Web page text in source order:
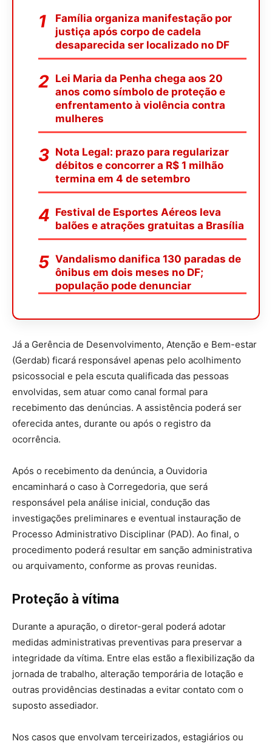
Família organiza manifestação por
justiça após corpo de cadela
desaparecida ser localizado no DF
Lei Maria da Penha chega aos 20
anos como símbolo de proteção e
enfrentamento à violência contra
mulheres
Nota Legal: prazo para regularizar
débitos e concorrer a R$ 1 milhão
termina em 4 de setembro
Festival de Esportes Aéreos leva
balões e atrações gratuitas a Brasília
Vandalismo danifica 130 paradas de
ônibus em dois meses no DF;
população pode denunciar
Já a Gerência de Desenvolvimento, Atenção e Bem-estar
(Gerdab) ficará responsável apenas pelo acolhimento
psicossocial e pela escuta qualificada das pessoas
envolvidas, sem atuar como canal formal para
recebimento das denúncias. A assistência poderá ser
oferecida antes, durante ou após o registro da
ocorrência.
Após o recebimento da denúncia, a Ouvidoria
encaminhará o caso à Corregedoria, que será
responsável pela análise inicial, condução das
investigações preliminares e eventual instauração de
Processo Administrativo Disciplinar (PAD). Ao final, o
procedimento poderá resultar em sanção administrativa
ou arquivamento, conforme as provas reunidas.
Proteção à vítima
Durante a apuração, o diretor-geral poderá adotar
medidas administrativas preventivas para preservar a
integridade da vítima. Entre elas estão a flexibilização da
jornada de trabalho, alteração temporária de lotação e
outras providências destinadas a evitar contato com o
suposto assediador.
Nos casos que envolvam terceirizados, estagiários ou